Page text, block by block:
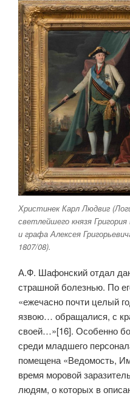
Христинек Карл Людвиг
светлейшего князя
и графа Алексея
1807/08).
А.Ф. Шафонский отдал
страшной болезнью. По
«ежечасно почти целый
язвою… обращалися, с
своей…»[16]. Особенно
среди младшего
помещена «Ведомость,
время моровой
людям, о которых в